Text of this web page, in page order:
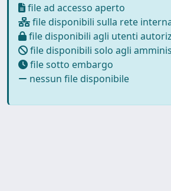
file ad accesso aperto
file disponibili sulla rete
file disponibili agli utenti
file disponibili solo agli
file sotto embargo
nessun file disponibile